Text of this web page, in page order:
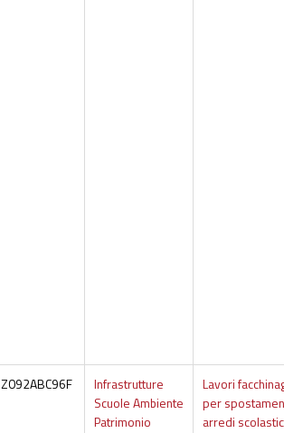
Z092ABC96F
Infrastrutture
Scuole Ambiente
Patrimonio
Lavori
per
arredi